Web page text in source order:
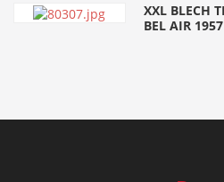
XXL BLECH
BEL AIR 1957